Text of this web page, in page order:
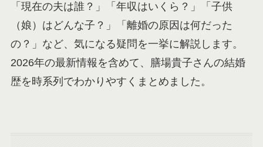
「現在の夫は誰？」「年収はいくら？」「子供
（娘）はどんな子？」「離婚の原因は何だった
の？」など、気になる疑問を一挙に解説します。
2026年の最新情報を含めて、膳場貴子さんの結婚
歴を時系列でわかりやすくまとめました。